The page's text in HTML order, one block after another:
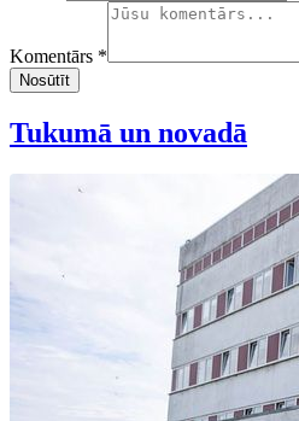
Komentārs *
Nosūtīt
Tukumā un novadā